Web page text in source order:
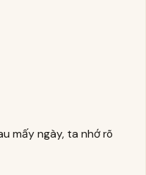
mấy ngày, ta nhớ rõ